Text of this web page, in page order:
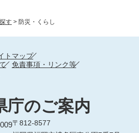
す > 防災・くらし
トマップ
免責事項・リンク等
庁のご案内
〒812-8577